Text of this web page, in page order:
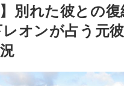
】別れた彼との
オンが占う元